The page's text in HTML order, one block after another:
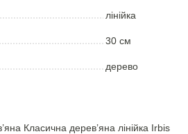
лiнiйка
30 см
дерево
Класична дерев’яна лінійка Irbis